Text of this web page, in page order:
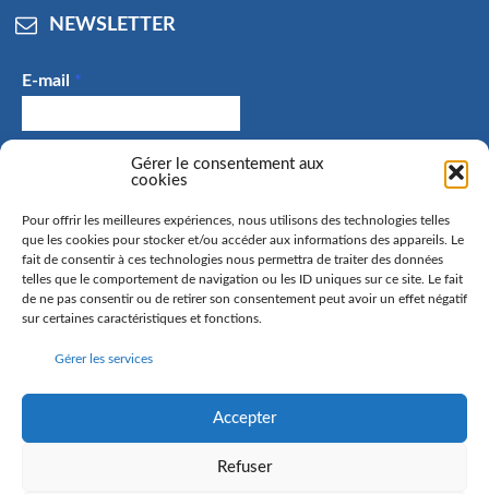
Gérer le consentement aux
cookies
Pour offrir les meilleures expériences, nous utilisons des technologies telles
que les cookies pour stocker et/ou accéder aux informations des appareils. Le
fait de consentir à ces technologies nous permettra de traiter des données
telles que le comportement de navigation ou les ID uniques sur ce site. Le fait
de ne pas consentir ou de retirer son consentement peut avoir un effet négatif
sur certaines caractéristiques et fonctions.
Gérer les services
Accepter
Refuser
NEWSLETTER
E-mail *
J'accepte de recevoir des e-mails et confirme avoir
pris connaissance de la politique de confidentialité.
La commune de Hangenbieten collecte votre adresse mail
afin de vous envoyer notre lettre d’information. Vous
en savoir plus sur la gestion de vos données personnelles
et pour exercer vos droits, rendez-vous sur la page
politique de confidentialité